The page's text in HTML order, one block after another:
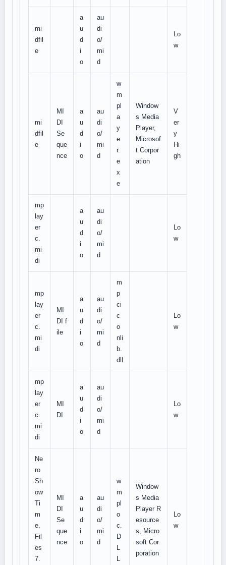
mi
dfil
e
a
u
d
i
o
au
di
o/
mi
d
Lo
w
mi
dfil
e
MI
DI
Se
que
nce
a
u
d
i
o
au
di
o/
mi
d
w
m
pl
a
y
e
r.
e
x
e
Window
s Media
Player,
Microsof
t Corpor
ation
V
er
y
Hi
gh
mp
lay
er
c.
mi
di
a
u
d
i
o
au
di
o/
mi
d
Lo
w
mp
lay
er
c.
mi
di
MI
DI f
ile
a
u
d
i
o
au
di
o/
mi
d
m
p
ci
c
o
nli
b.
dll
Lo
w
mp
lay
er
c.
mi
di
MI
DI
a
u
d
i
o
au
di
o/
mi
d
Lo
w
Ne
ro
Sh
ow
Ti
m
e.
Fil
es
7.
MI
DI
Se
que
nce
a
u
d
i
o
au
di
o/
mi
d
w
m
pl
o
c.
D
L
L
Window
s Media
Player R
esource
s, Micro
soft Cor
poration
Lo
w